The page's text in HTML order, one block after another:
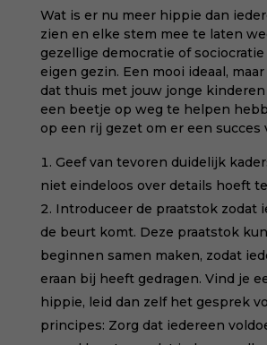
Wat is er nu meer hippie dan
zien en elke stem mee te laten
gezellige democratie of
eigen gezin. Een mooi ideaal,
dat thuis met jouw jonge kinderen
een beetje op weg te helpen
op een rij gezet om er een succes
Geef van tevoren duidelijk
niet eindeloos over details hoeft
Introduceer de praatstok zodat
de beurt komt. Deze praatstok
beginnen samen maken, zodat
eraan bij heeft gedragen. Vind je
hippie, leid dan zelf het gesprek
principes: Zorg dat iedereen